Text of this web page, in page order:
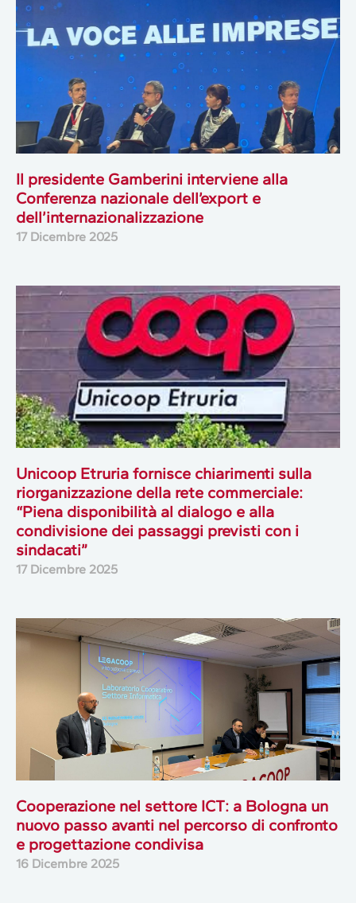
Il presidente Gamberini interviene alla
Conferenza nazionale dell’export e
dell’internazionalizzazione
17 Dicembre 2025
Unicoop Etruria fornisce chiarimenti sulla
riorganizzazione della rete commerciale:
“Piena disponibilità al dialogo e alla
condivisione dei passaggi previsti con i
sindacati”
17 Dicembre 2025
Cooperazione nel settore ICT: a Bologna un
nuovo passo avanti nel percorso di confronto
e progettazione condivisa
16 Dicembre 2025